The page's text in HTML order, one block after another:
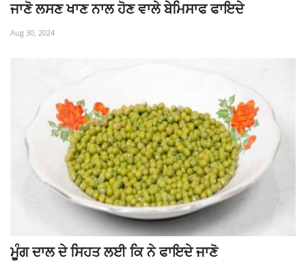
ਜਾਣੋ ਲਸਣ ਖਾਣ ਨਾਲ ਹੋਣ ਵਾਲੇ ਬੇਮਿਸਾਫ ਫਾਇਦੇ
Aug 30, 2024
ਮੂੰਗ ਦਾਲ ਦੇ ਸਿਹਤ ਲਈ ਕਿ ਨੇ ਫਾਇਦੇ ਜਾਣੋ